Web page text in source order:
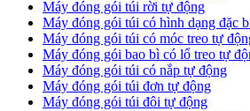
Máy đóng gói túi rời tự động
Máy đóng gói túi có hình dạng đặc
Máy đóng gói túi có móc treo tự
Máy đóng gói bao bì có lổ treo tự
Máy đóng gói túi có nắp tự động
Máy đóng gói túi đơn tự động
Máy đóng gói túi đôi tự động